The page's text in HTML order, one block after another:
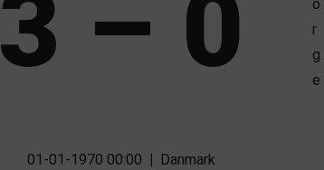
3 – 0
01-01-1970 00:00 Danmark